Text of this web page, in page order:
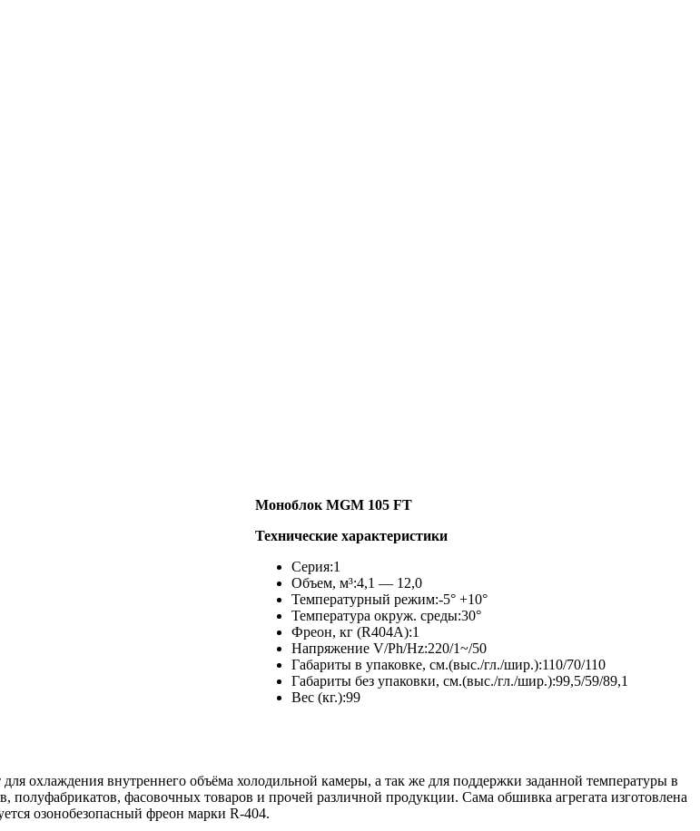
Моноблок MGM 105 FT
Технические характеристики
Серия:1
Объем, м³:4,1 — 12,0
Температурный режим:-5° +10°
Температура окруж. среды:30°
Фреон, кг (R404A):1
Напряжение V/Ph/Hz:220/1~/50
Габариты в упаковке, см.(выс./гл./шир.):110/70/110
Габариты без упаковки, см.(выс./гл./шир.):99,5/59/89,1
Вес (кг.):99
охлаждения внутреннего объёма холодильной камеры, а так же для поддержки заданной температуры в
фасовочных товаров и прочей различной продукции. Сама обшивка агрегата изготовлена
озонобезопасный фреон марки R-404.